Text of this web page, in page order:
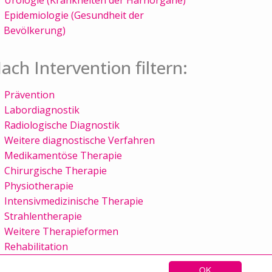
OK
Epidemiologie (Gesundheit der
Bevölkerung)
Intervention filtern:
Prävention
Labordiagnostik
Radiologische Diagnostik
Weitere diagnostische Verfahren
Medikamentöse Therapie
Chirurgische Therapie
Physiotherapie
Intensivmedizinische Therapie
Strahlentherapie
Weitere Therapieformen
Rehabilitation